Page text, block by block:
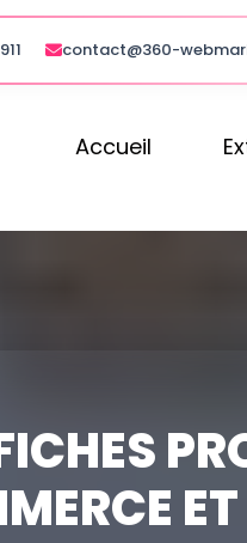
contact@360-
Accueil